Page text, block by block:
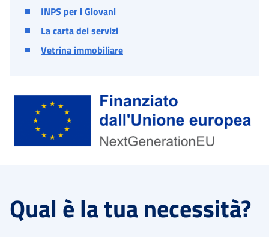
INPS per i Giovani
La carta dei servizi
Vetrina immobiliare
Qual è la tua necessità?